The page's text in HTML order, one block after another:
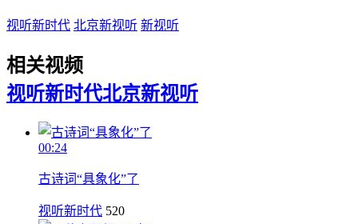
视听新时代 北京新视听 新视听
相关视频
视听新时代北京新视听
00:24
古诗词“具象化”了
视听新时代 520